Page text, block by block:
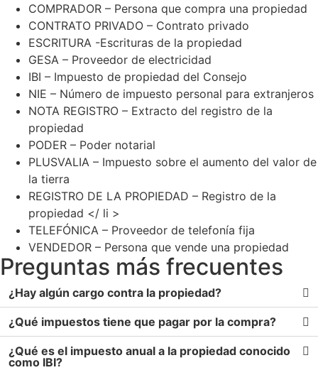
COMPRADOR – Persona que compra una propiedad
CONTRATO PRIVADO – Contrato privado
ESCRITURA -Escrituras de la propiedad
GESA – Proveedor de electricidad
IBI – Impuesto de propiedad del Consejo
NIE – Número de impuesto personal para extranjeros
NOTA REGISTRO – Extracto del registro de la
propiedad
PODER – Poder notarial
PLUSVALIA – Impuesto sobre el aumento del valor de
la tierra
REGISTRO DE LA PROPIEDAD – Registro de la
propiedad </ li >
TELEFÓNICA – Proveedor de telefonía fija
VENDEDOR – Persona que vende una propiedad
Preguntas más frecuentes
¿Hay algún cargo contra la propiedad?
¿Qué impuestos tiene que pagar por la compra?
¿Qué es el impuesto anual a la propiedad conocido
como IBI?